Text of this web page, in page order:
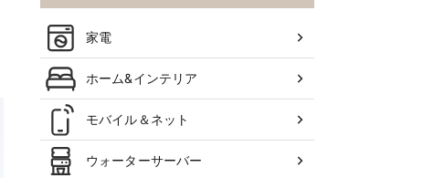
家電
ホーム&インテリア
モバイル＆ネット
ウォーターサーバー